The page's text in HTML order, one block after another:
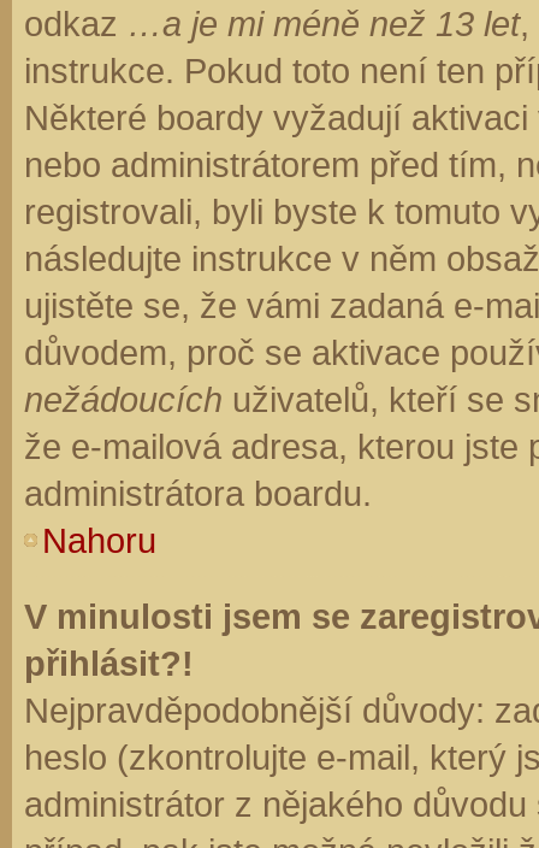
odkaz …a je mi méně než 13 let,
instrukce. Pokud toto není ten
Některé boardy vyžadují
nebo administrátorem před tím,
registrovali, byli byste k tomuto
následujte instrukce v něm
ujistěte se, že vámi zadaná e-
důvodem, proč se aktivace
nežádoucích uživatelů, kteří se
že e-mailová adresa, kterou jste
administrátora boardu.
Nahoru
V minulosti jsem se
přihlásit?!
Nejpravděpodobnější důvody:
heslo (zkontrolujte e-mail, který
administrátor z nějakého